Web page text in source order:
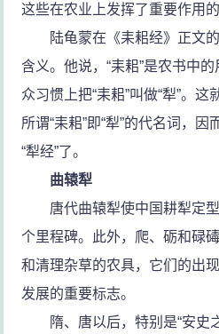
这些在农业上发挥了重要作用的
陆龟蒙在《耒耜经》正文的
含义。他说，“耒耜”是农书中
众习惯上把“耒耜”叫做“犁”。
所谓“耒耜”即“犁”的代名词，因
“犁经”了。
曲辕犁
唐代曲辕犁使中国耕犁定型
个里程碑。此外，爬、砺和碌
和清理杂草的农具，它们的出
发展的重要标志。
隋、唐以后，特别是“安史